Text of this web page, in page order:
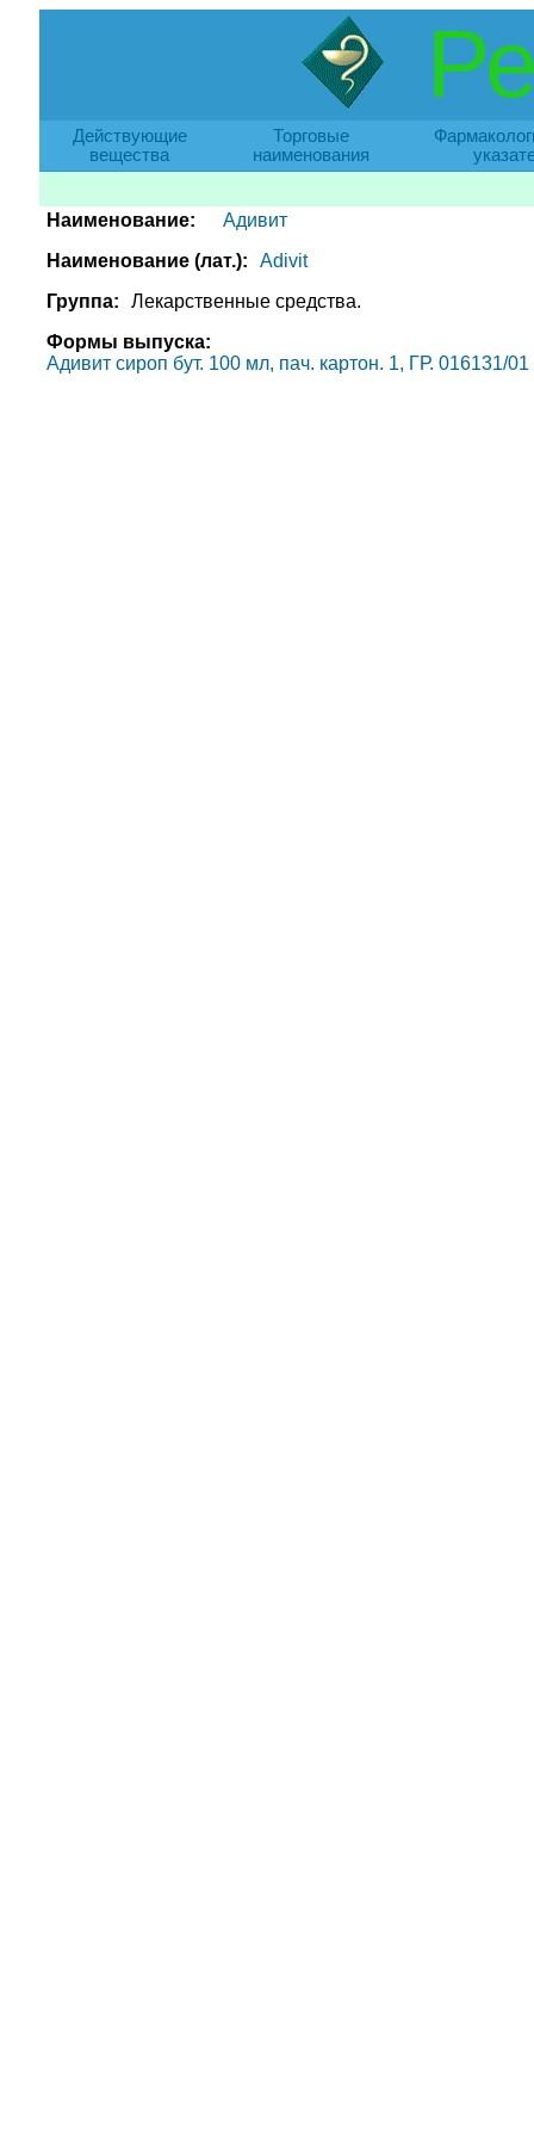
Действующие
вещества
Торговые
наименования
Наименование:
Адивит
Наименование (лат.):
Adivit
Группа:
Лекарственные средства.
Формы выпуска:
Адивит сироп бут. 100 мл, пач. картон. 1, ГР. 016131/